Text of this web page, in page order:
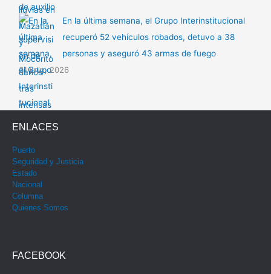
En la última semana, el Grupo Interinstitucional
recuperó 52 vehículos robados, detuvo a 38
personas y aseguró 43 armas de fuego
31 julio, 2026
ENLACES
Puerto
Seguridad y Justicia
Estado
Nacional
Columna
Quienes Somos
FACEBOOK